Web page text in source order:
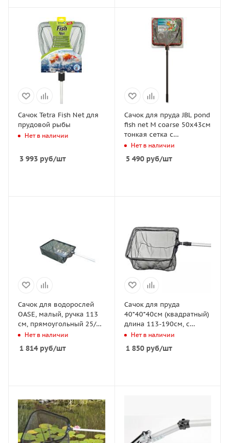
Cачок Tetra Fish Net для
прудовой рыбы
Нет в наличии
3 993 руб/шт
Сачок для пруда JBL pond
fish net M coarse 50х43см
тонкая сетка с
телескопической ручкой
Нет в наличии
5 490руб/шт
Сачок для водорослей
OASE, малый, ручка 113
см, прямоугольный 25/23
см Algenkescher klein
Нет в наличии
1 814руб/шт
Сачок для пруда
40*40*40см (квадратный)
длина 113-190см, с
телескопической ручкой,
Нет в наличии
1 850руб/шт